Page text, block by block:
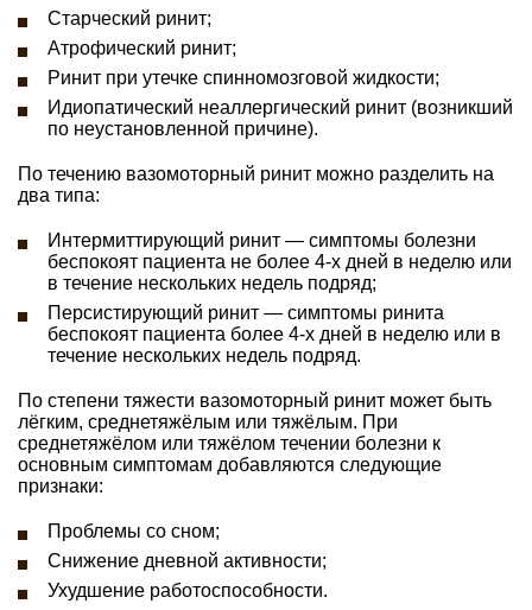
Старческий ринит;
Атрофический ринит;
Ринит при утечке спинномозговой жидкости;
Идиопатический неаллергический ринит (возникший
по неустановленной причине).
По течению вазомоторный ринит можно разделить на
два типа:
Интермиттирующий ринит — симптомы болезни
беспокоят пациента не более 4-х дней в неделю или
в течение нескольких недель подряд;
Персистирующий ринит — симптомы ринита
беспокоят пациента более 4-х дней в неделю или в
течение нескольких недель подряд.
По степени тяжести вазомоторный ринит может быть
лёгким, среднетяжёлым или тяжёлым. При
среднетяжёлом или тяжёлом течении болезни к
основным симптомам добавляются следующие
признаки:
Проблемы со сном;
Снижение дневной активности;
Ухудшение работоспособности.